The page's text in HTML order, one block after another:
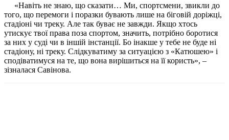
«Навіть не знаю, що сказати… Ми, спортсмени, звикли до
того, що перемоги і поразки бувають лише на біговій доріжці,
стадіоні чи треку. Але так буває не завжди. Якщо хтось
утискує твої права поза спортом, значить, потрібно боротися
за них у суді чи в іншій інстанції. Бо інакше у тебе не буде ні
стадіону, ні треку. Слідкуватиму за ситуацією з «Катюшею» і
сподіватимуся на те, що вона вирішиться на її користь», –
зізналася Савінова.